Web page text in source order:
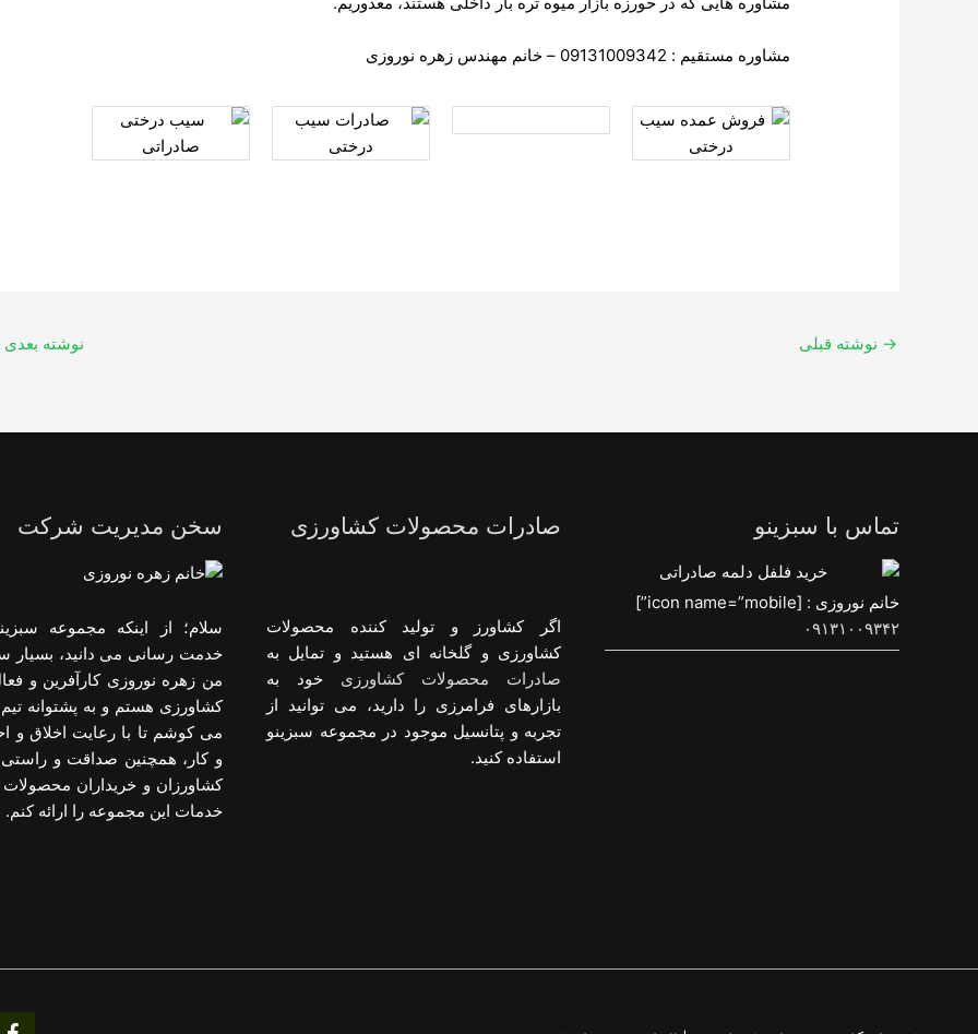
مشاوره مستقیم : 09131009342 – خانم مهندس زهره نوروزی
→ نوشته قبلی نوشته بعدی
تماس با سبزینو
خانم نوروزی : [icon name=”mobile”]
۰۹۱۳۱۰۰۹۳۴۲
صادرات محصولات کشاورزی
اگر کشاورز و تولید کننده محصولات
کشاورزی و گلخانه ای هستید و تمایل به
صادرات محصولات کشاورزی خود به
بازارهای فرامرزی را دارید، می توانید از
تجربه و پتانسیل موجود در مجموعه سبزینو
استفاده کنید.
سخن مدیریت شرکت
سلام؛ از اینکه مجموعه
خدمت رسانی می دانید، بسیار
من زهره نوروزی کارآفرین و
کشاورزی هستم و به پشتوانه تیم
می کوشم تا با رعایت اخلاق و
و کار، همچنین صداقت و راستی
کشاورزان و خریداران
خدمات این مجموعه را ارائه کنم.